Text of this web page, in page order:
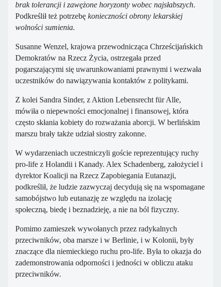
brak tolerancji i zawężone horyzonty wobec najsłabszych.
Podkreślił też potrzebę konieczności obrony lekarskiej
wolności sumienia.
Susanne Wenzel, krajowa przewodnicząca Chrześcijańskich
Demokratów na Rzecz Życia, ostrzegała przed
pogarszającymi się uwarunkowaniami prawnymi i wezwała
uczestników do nawiązywania kontaktów z politykami.
Z kolei Sandra Sinder, z Aktion Lebensrecht für Alle,
mówiła o niepewności emocjonalnej i finansowej, która
często skłania kobiety do rozważania aborcji. W berlińskim
marszu brały także udział siostry zakonne.
W wydarzeniach uczestniczyli goście reprezentujący ruchy
pro-life z Holandii i Kanady. Alex Schadenberg, założyciel i
dyrektor Koalicji na Rzecz Zapobiegania Eutanazji,
podkreślił, że ludzie zazwyczaj decydują się na wspomagane
samobójstwo lub eutanazję ze względu na izolację
społeczną, biedę i beznadzieję, a nie na ból fizyczny.
Pomimo zamieszek wywołanych przez radykalnych
przeciwników, oba marsze i w Berlinie, i w Kolonii, były
znaczące dla niemieckiego ruchu pro-life. Była to okazja do
zademonstrowania odporności i jedności w obliczu ataku
przeciwników.